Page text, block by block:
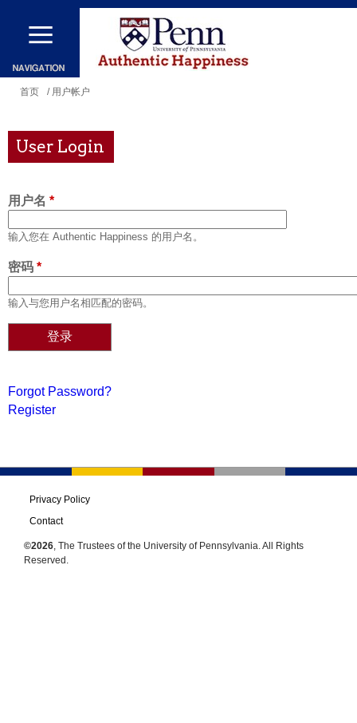
跳
到
容
你
这
里
首页 / 用户帐户
User Login
用户名 *
输入您在 Authentic Happiness 的用户名。
密码 *
输入与您用户名相匹配的密码。
Forgot Password?
Register
Privacy Policy
Contact
©2026, The Trustees of the University of Pennsylvania. All Rights
Reserved.